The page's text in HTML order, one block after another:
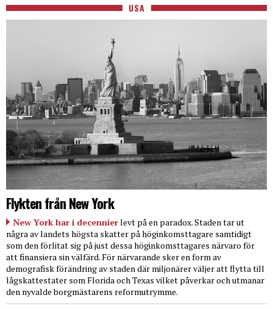
USA
Flykten från New York
New York har i decennierlevt på en paradox. Staden tar ut
några av landets högsta skatter på höginkomsttagare samtidigt
som den förlitat sig på just dessa höginkomsttagares närvaro för
att finansiera sin välfärd. För närvarande sker en form av
demografisk förändring av staden där miljonärer väljer att flytta till
lågskattestater som Florida och Texas vilket påverkar och utmanar
den nyvalde borgmästarens reformutrymme.